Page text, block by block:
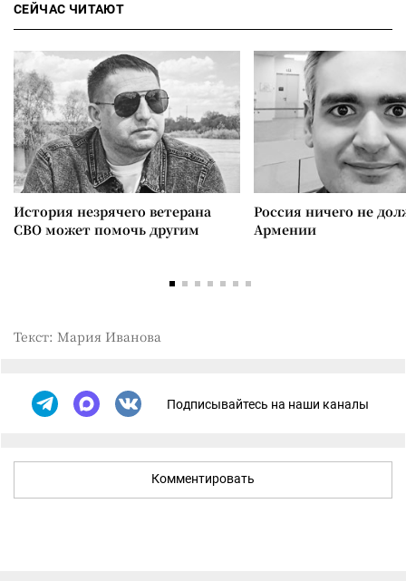
СЕЙЧАС ЧИТАЮТ
История незрячего ветерана
СВО может помочь другим
Россия ничего не
Армении
Текст: Мария Иванова
Подписывайтесь на наши каналы
Комментировать